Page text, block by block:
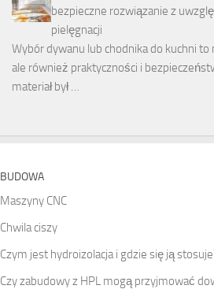
bezpieczne rozwiązanie z
pielęgnacji
Wybór dywanu lub chodnika do kuchni
ale również praktyczności i
materiał był …
BUDOWA
Maszyny CNC
Chwila ciszy
Czym jest hydroizolacja i gdzie się ją
Czy zabudowy z HPL mogą przyjmować